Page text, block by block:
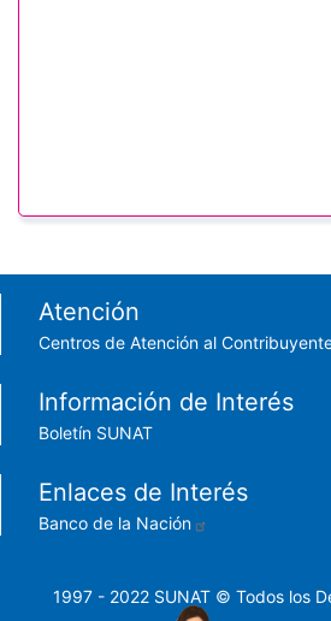
Footer menu
Atención
Centros de Atención al
Información de Interés
Boletín SUNAT
Enlaces de Interés
Banco de la Nación
1997 - 2022 SUNAT © Todos los